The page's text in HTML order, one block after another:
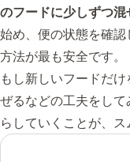
のフードに少しずつ混
始め、便の状態を確認
方法が最も安全です。
もし新しいフードだ
ぜるなどの工夫をし
らしていくことが、ス